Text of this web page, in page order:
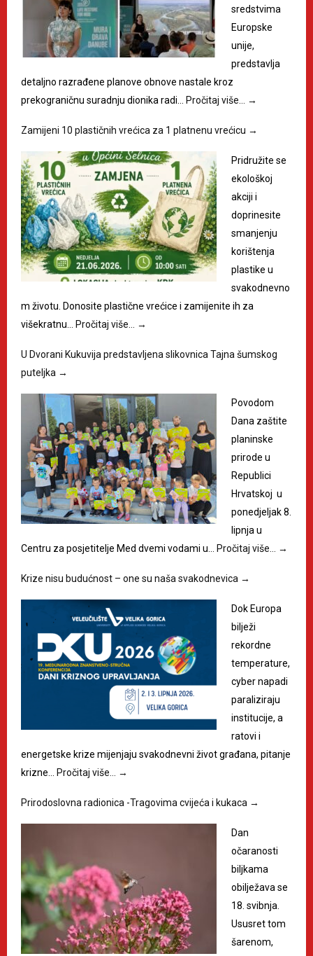
sredstvima
Europske
unije,
predstavlja
detaljno razrađene planove obnove nastale kroz
prekograničnu suradnju dionika radi…
Pročitaj više… →
Zamijeni 10 plastičnih vrećica za 1 platnenu vrećicu →
Pridružite se
ekološkoj
akciji i
doprinesite
smanjenju
korištenja
plastike u
svakodnevno
m životu. Donosite plastične vrećice i zamijenite ih za
višekratnu…
Pročitaj više… →
U Dvorani Kukuvija predstavljena slikovnica Tajna šumskog
puteljka →
Povodom
Dana zaštite
planinske
prirode u
Republici
Hrvatskoj u
ponedjeljak 8.
lipnja u
Centru za posjetitelje Med dvemi vodami u…
Pročitaj više… →
Krize nisu budućnost – one su naša svakodnevica →
Dok Europa
bilježi
rekordne
temperature,
cyber napadi
paraliziraju
institucije, a
ratovi i
energetske krize mijenjaju svakodnevni život građana, pitanje
krizne…
Pročitaj više… →
Prirodoslovna radionica -Tragovima cvijeća i kukaca →
Dan
očaranosti
biljkama
obilježava se
18. svibnja.
Ususret tom
šarenom,